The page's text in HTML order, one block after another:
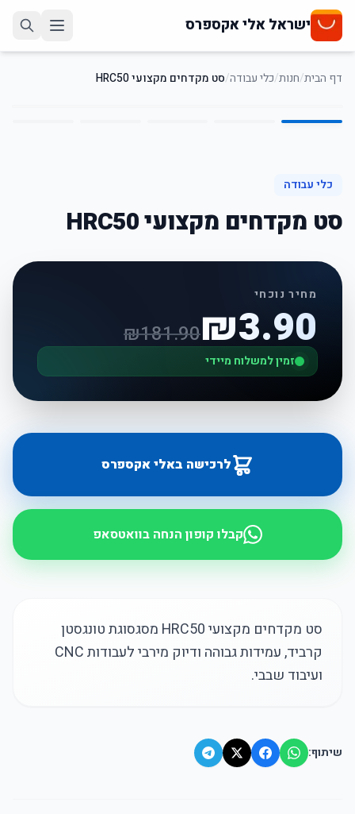
ישראל אלי אקספרס
דף הבית/חנות/כלי עבודה/סט מקדחים מקצועי HRC50
1
/
5
כלי עבודה
סט מקדחים מקצועי HRC50
מחיר נוכחי
₪3.90
₪181.90
זמין למשלוח מיידי
לרכישה באלי אקספרס
קבלו קופון הנחה בוואטסאפ
סט מקדחים מקצועי HRC50 מסגסוגת טונגסטן
קרביד, עמידות גבוהה ודיוק מירבי לעבודות CNC
ועיבוד שבבי.
שיתוף: